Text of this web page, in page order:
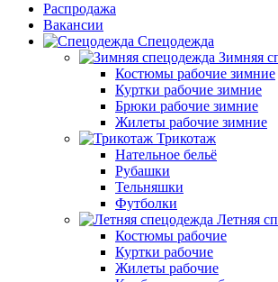
Распродажа
Вакансии
Спецодежда
Зимняя
Костюмы рабочие зимние
Куртки рабочие зимние
Брюки рабочие зимние
Жилеты рабочие зимние
Трикотаж
Нательное бельё
Рубашки
Тельняшки
Футболки
Летняя
Костюмы рабочие
Куртки рабочие
Жилеты рабочие